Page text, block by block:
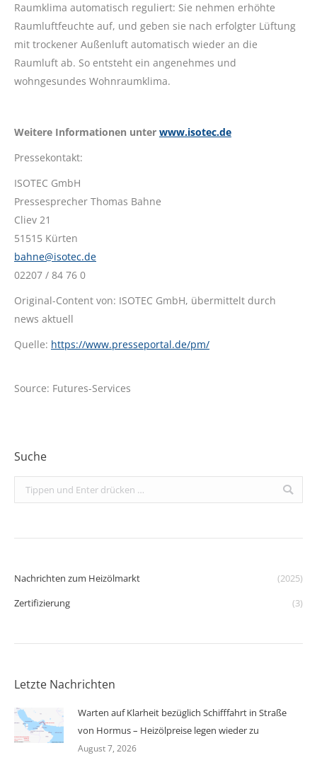
Raumklima automatisch reguliert: Sie nehmen erhöhte
Raumluftfeuchte auf, und geben sie nach erfolgter Lüftung
mit trockener Außenluft automatisch wieder an die
Raumluft ab. So entsteht ein angenehmes und
wohngesundes Wohnraumklima.
Weitere Informationen unter www.isotec.de
Pressekontakt:
ISOTEC GmbH
Pressesprecher Thomas Bahne
Cliev 21
51515 Kürten
bahne@isotec.de
02207 / 84 76 0
Original-Content von: ISOTEC GmbH, übermittelt durch
news aktuell
Quelle: https://www.presseportal.de/pm/
Source: Futures-Services
Suche
Search:
Nachrichten zum Heizölmarkt
(2025)
Zertifizierung
(3)
Letzte Nachrichten
Warten auf Klarheit bezüglich Schifffahrt in Straße
von Hormus – Heizölpreise legen wieder zu
August 7, 2026